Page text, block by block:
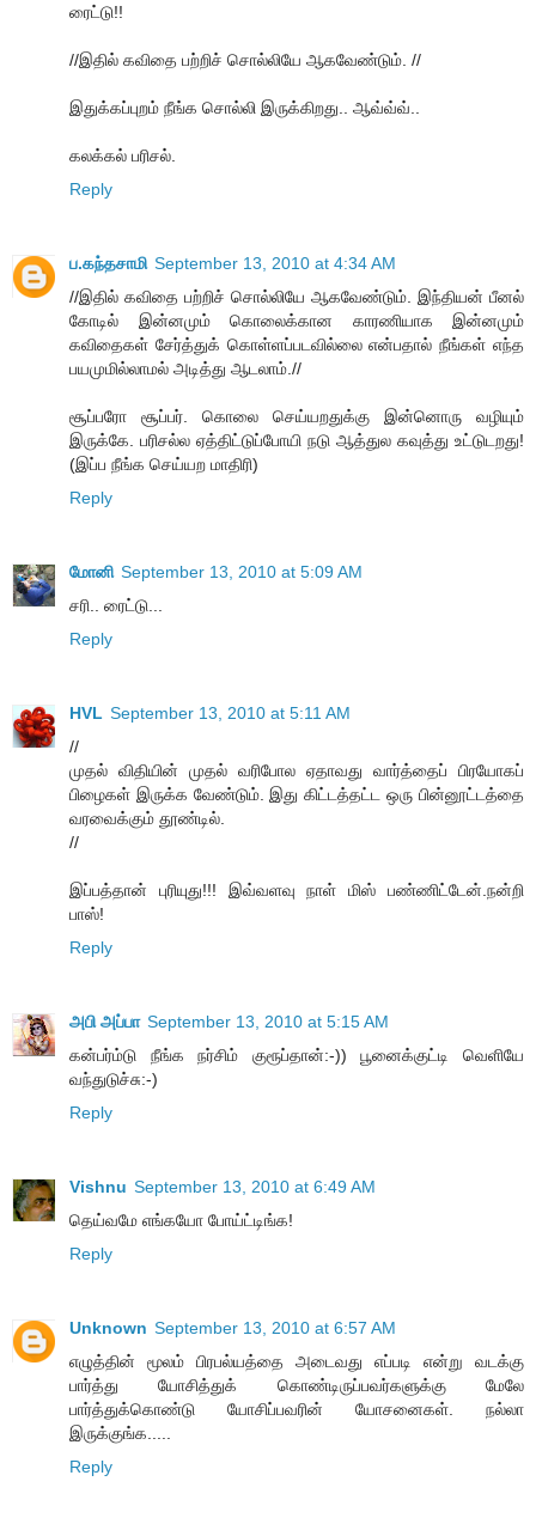
ரைட்டு!!
//இதில் கவிதை பற்றிச் சொல்லியே ஆகவேண்டும். //
இதுக்கப்புறம் நீங்க சொல்லி இருக்கிறது.. ஆவ்வ்வ்..
கலக்கல் பரிசல்.
Reply
ப.கந்தசாமி September 13, 2010 at 4:34 AM
//இதில் கவிதை பற்றிச் சொல்லியே ஆகவேண்டும். இந்தியன் பீனல்
கோடில் இன்னமும் கொலைக்கான காரணியாக இன்னமும்
கவிதைகள் சேர்த்துக் கொள்ளப்படவில்லை என்பதால் நீங்கள் எந்த
பயமுமில்லாமல் அடித்து ஆடலாம்.//
சூப்பரோ சூப்பர். கொலை செய்யறதுக்கு இன்னொரு வழியும்
இருக்கே. பரிசல்ல ஏத்திட்டுப்போயி நடு ஆத்துல கவுத்து உட்டுடறது!
(இப்ப நீங்க செய்யற மாதிரி)
Reply
மோனி September 13, 2010 at 5:09 AM
சரி.. ரைட்டு...
Reply
HVL September 13, 2010 at 5:11 AM
//
முதல் விதியின் முதல் வரிபோல ஏதாவது வார்த்தைப் பிரயோகப்
பிழைகள் இருக்க வேண்டும். இது கிட்டத்தட்ட ஒரு பின்னூட்டத்தை
வரவைக்கும் தூண்டில்.
//
இப்பத்தான் புரியுது!!! இவ்வளவு நாள் மிஸ் பண்ணிட்டேன்.நன்றி
பாஸ்!
Reply
அபி அப்பா September 13, 2010 at 5:15 AM
கன்பர்ம்டு நீங்க நர்சிம் குரூப்தான்:-)) பூனைக்குட்டி வெளியே
வந்துடுச்சு:-)
Reply
Vishnu September 13, 2010 at 6:49 AM
தெய்வமே எங்கயோ போய்ட்டிங்க!
Reply
Unknown September 13, 2010 at 6:57 AM
எழுத்தின் மூலம் பிரபல்யத்தை அடைவது எப்படி என்று வடக்கு
பார்த்து யோசித்துக் கொண்டிருப்பவர்களுக்கு மேலே
பார்த்துக்கொண்டு யோசிப்பவரின் யோசனைகள். நல்லா
இருக்குங்க.....
Reply